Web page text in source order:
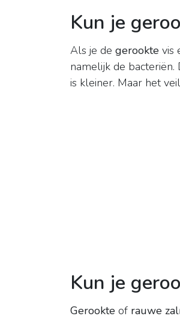
Kun je
Als je de gerookte vis
namelijk de
is kleiner. Maar het
Kun je
Gerookte of rauwe